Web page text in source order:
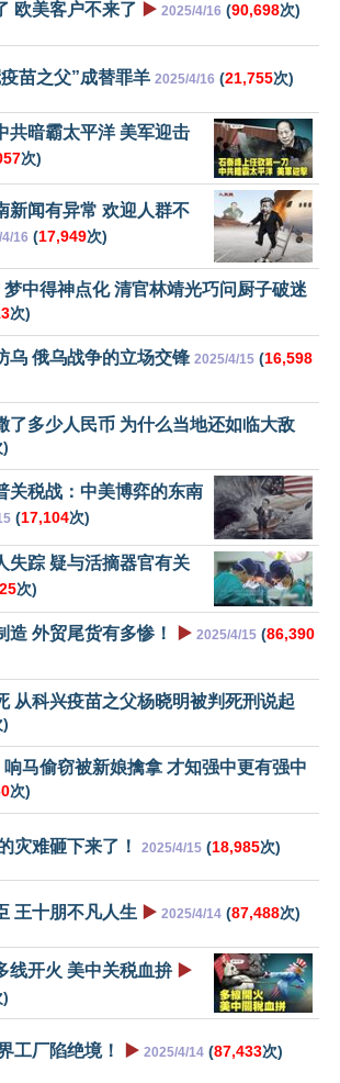
欧美客户不来了 ▶️ 2025/4/16 (90,698次)
苗之父”成替罪羊 2025/4/16 (21,755次)
共暗霸太平洋 美军迎击
次)
新闻有异常 欢迎人群不
16 (17,949次)
中得神点化 清官林靖光巧问厨子破迷
次)
乌 俄乌战争的立场交锋 2025/4/15 (16,598
了多少人民币 为什么当地还如临大敌
)
关税战：中美博弈的东南
(17,104次)
失踪 疑与活摘器官有关
次)
造 外贸尾货有多惨！ ▶️ 2025/4/15 (86,390
从科兴疫苗之父杨晓明被判死刑说起
)
马偷窃被新娘擒拿 才知强中更有强中
次)
灾难砸下来了！ 2025/4/15 (18,985次)
王十朋不凡人生 ▶️ 2025/4/14 (87,488次)
线开火 美中关税血拚 ▶️
)
工厂陷绝境！ ▶️ 2025/4/14 (87,433次)